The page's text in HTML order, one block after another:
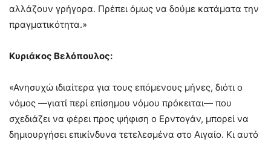
αλλάζουν γρήγορα. Πρέπει όμως να δούμε κατάματα την
πραγματικότητα.»
Κυριάκος Βελόπουλος:
«Ανησυχώ ιδιαίτερα για τους επόμενους μήνες, διότι ο
νόμος —γιατί περί επίσημου νόμου πρόκειται— που
σχεδιάζει να φέρει προς ψήφιση ο Ερντογάν, μπορεί να
δημιουργήσει επικίνδυνα τετελεσμένα στο Αιγαίο. Κι αυτό